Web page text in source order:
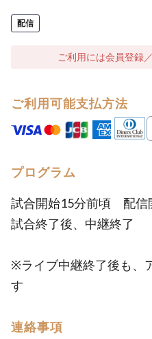
配信
ご利用には会員登録
ご利用可能支払方法
プログラム
試合開始15分前頃 配信
試合終了後、中継終了
※ライブ中継終了後も、
す
連絡事項